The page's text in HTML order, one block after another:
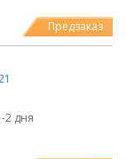
Предзаказ
2 дня